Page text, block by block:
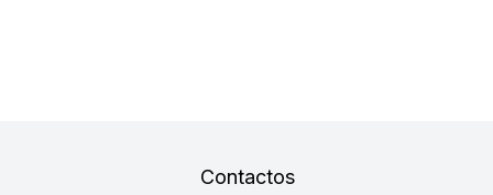
Contactos